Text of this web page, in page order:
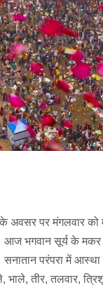
के अवसर पर मंगलवार
भगवान सूर्य के मकर
सनातान परंपरा में
तीर, तलवार,